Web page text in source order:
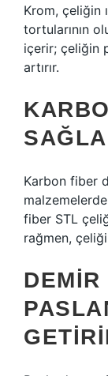
Krom, çeliğin
tortularının
içerir; çeliğin
artırır.
Karbon fiber
fiber STL
rağmen,